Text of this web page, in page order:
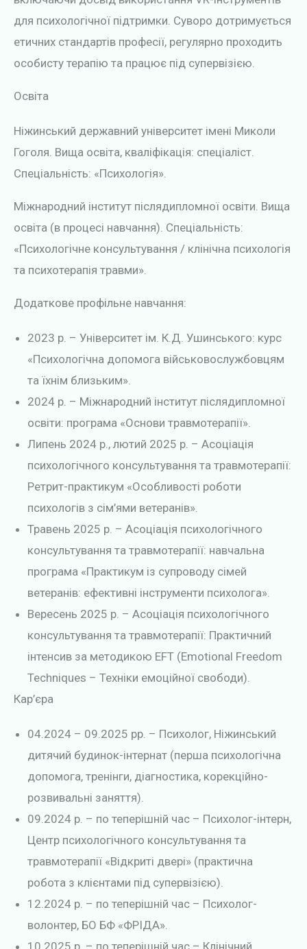
для психологічної підтримки. Суворо дотримується
етичних стандартів професії, регулярно проходить
особисту терапію та працює під супервізією.
Освіта
Ніжинський державний університет імені Миколи
Гоголя. Вища освіта, кваліфікація: спеціаліст.
Спеціальність: «Психологія».
Міжнародний інститут післядипломної освіти. Вища
освіта (в процесі навчання). Спеціальність:
«Психологічне консультування / клінічна психологія
та психотерапія травми».
Додаткове профільне навчання:
2023 р. – Університет ім. К.Д. Ушинського: курс
«Психологічна допомога військовослужбовцям
та їхнім близьким».
2024 р. – Міжнародний інститут післядипломної
освіти: програма «Основи травмотерапії».
Липень 2024 р., лютий 2025 р. – Асоціація
психологічного консультування та травмотерапії:
Ретрит-практикум «Особливості роботи
психологів з сім’ями ветеранів».
Травень 2025 р. – Асоціація психологічного
консультування та травмотерапії: навчальна
програма «Практикум із супроводу сімей
ветеранів: ефективні інструменти психолога».
Вересень 2025 р. – Асоціація психологічного
консультування та травмотерапії: Практичний
інтенсив за методикою EFT (Emotional Freedom
Techniques – Техніки емоційної свободи).
Кар’єра
04.2024 – 09.2025 рр. – Психолог, Ніжинський
дитячий будинок-інтернат (перша психологічна
допомога, тренінги, діагностика, корекційно-
розвивальні заняття).
09.2024 р. – по теперішній час – Психолог-інтерн,
Центр психологічного консультування та
травмотерапії «Відкриті двері» (практична
робота з клієнтами під супервізією).
12.2024 р. – по теперішній час – Психолог-
волонтер, БО БФ «ФРІДА».
10.2025 р. – по теперішній час – Клінічний